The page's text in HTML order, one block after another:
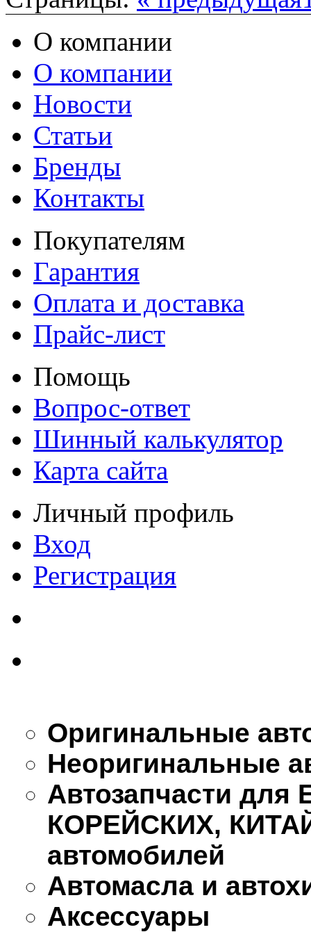
О компании
О компании
Новости
Статьи
Бренды
Контакты
Покупателям
Гарантия
Оплата и доставка
Прайс-лист
Помощь
Вопрос-ответ
Шинный калькулятор
Карта сайта
Личный профиль
Вход
Регистрация
Оригинальные
Неоригинальные
Автозапчасти
КОРЕЙСКИХ,
автомобилей
Автомасла и
Аксессуары